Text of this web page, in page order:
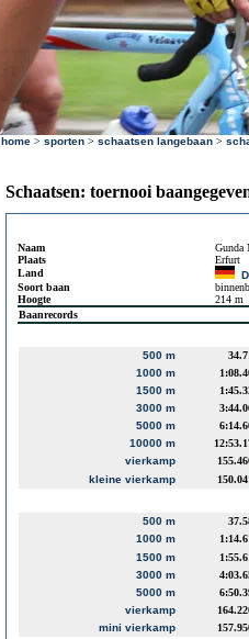
home > sporten > schaatsen langebaan >
Schaatsen: toernooi
Naam
Gunda
Plaats
Erfurt
Land
Soort baan
Hoogte
214 m
Baanrecords
500 m
1000 m
1500 m
3000 m
5000 m
10000 m
vierkamp
kleine vierkamp
500 m
1000 m
1500 m
3000 m
5000 m
vierkamp
mini vierkamp